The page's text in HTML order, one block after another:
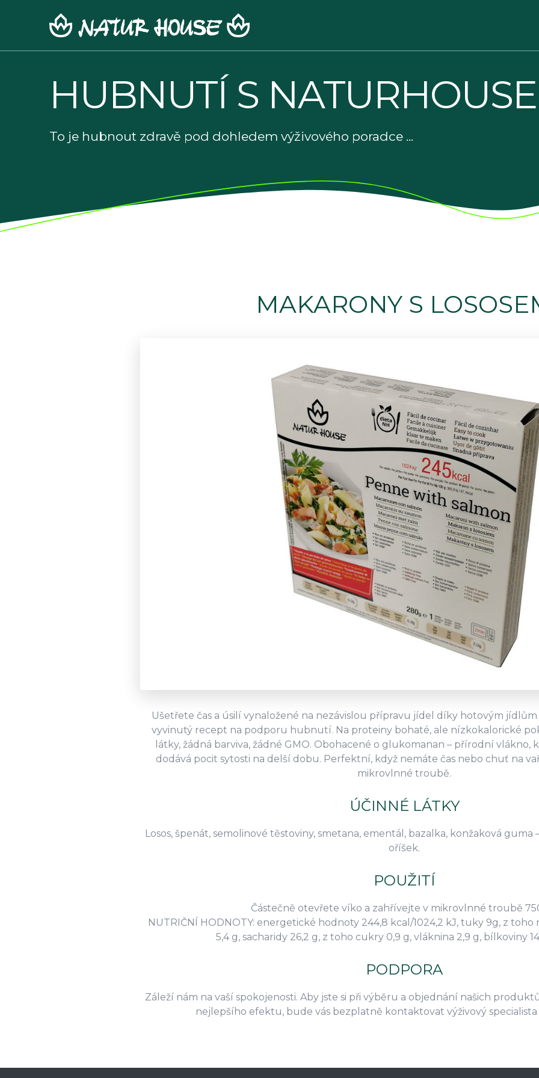
HUBNUTÍ S NATURHOUSE
To je hubnout zdravě pod dohledem výživového poradce ...
MAKARONY S
Ušetřete čas a úsilí vynaložené na nezávislou přípravu jídel díky hotovým
vyvinutý recept na podporu hubnutí. Na proteiny bohaté, ale nízkokalorické
látky, žádná barviva, žádné GMO. Obohacené o glukomanan – přírodní
dodává pocit sytosti na delší dobu. Perfektní, když nemáte čas nebo chuť na
mikrovlnné troubě.
ÚČINNÉ LÁTKY
Losos, špenát, semolinové těstoviny, smetana, ementál, bazalka, konžaková
oříšek.
POUŽITÍ
Částečně otevřete víko a zahřívejte v mikrovlnné troubě
NUTRIČNÍ HODNOTY: energetické hodnoty 244,8 kcal/1024,2 kJ, tuky 9g, z toho
5,4 g, sacharidy 26,2 g, z toho cukry 0,9 g, vláknina 2,9 g, bílkoviny
PODPORA
Záleží nám na vaší spokojenosti. Aby jste si při výběru a objednání našich
nejlepšího efektu, bude vás bezplatně kontaktovat výživový specialista